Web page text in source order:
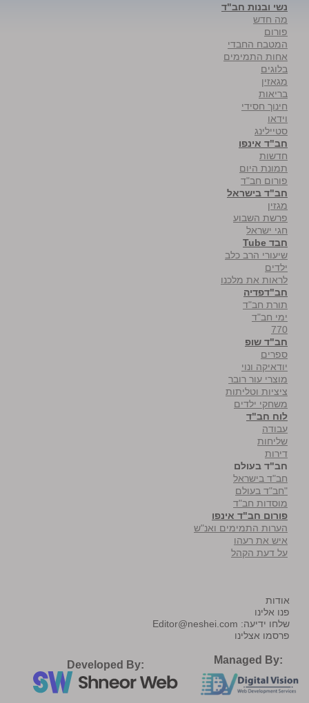
נשי ובנות חב"ד
מה חדש
פורום
המטבח החבדי
אחות התמימים
בלוגים
מגאזין
בריאות
חינוך חסידי
וידאו
סטיילינג
חב"ד אינפו
חדשות
תמונת היום
פורום חב"ד
חב"ד בישראל
מגזין
פרשת השבוע
חגי ישראל
חבד Tube
שיעורי הרב כלב
ילדים
לראות את מלכנו
חב"דפדיה
תורת חב"ד
ימי חב"ד
770
חב"ד שופ
ספרים
יודאיקה ונוי
מוצרי עור רובר
ציציות וטליתות
משחקי ילדים
לוח חב"ד
עבודה
שליחות
דירות
חב"ד בעולם
חב"ד בישראל
"חב"ד בעולם
מוסדות חב"ד
פורום חב"ד אינפו
הערות התמימים ואנ"ש
איש את רעהו
על דעת הקהל
אודות
פנו אלינו
שלחו ידיעה: Editor@neshei.com
פרסמו אצלינו
Developed By: Managed By: